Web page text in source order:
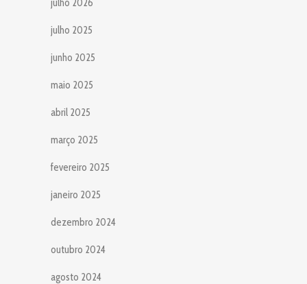
julho 2026
julho 2025
junho 2025
maio 2025
abril 2025
março 2025
fevereiro 2025
janeiro 2025
dezembro 2024
outubro 2024
agosto 2024